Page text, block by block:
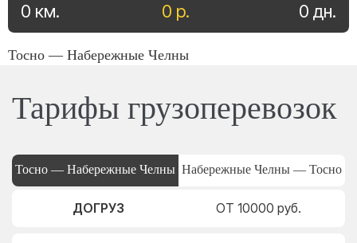
0 р.
0 км. 0 дн.
Тосно — Набережные Челны
Тарифы грузоперевозок
Тосно — Набережные Челны Набережные Челны — Тосно
ДОГРУЗ ОТ 10000 руб.